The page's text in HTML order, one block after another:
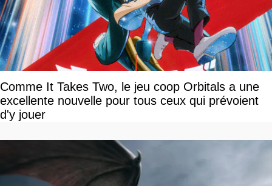
Comme It Takes Two, le jeu coop Orbitals a une
excellente nouvelle pour tous ceux qui prévoient
d'y jouer